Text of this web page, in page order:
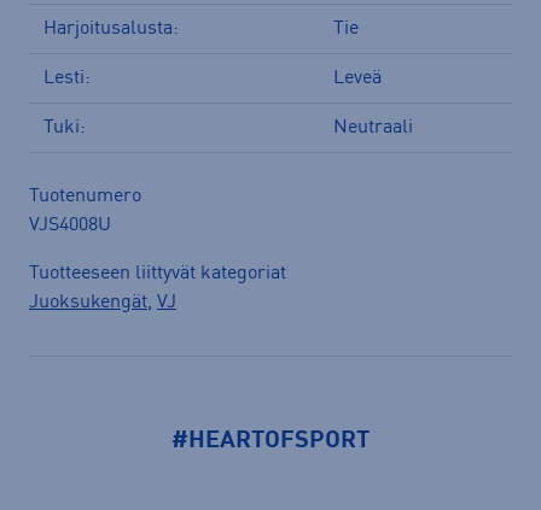
Harjoitusalusta: Tie
Lesti: Leveä
Tuki: Neutraali
Tuotenumero
VJS4008U
Tuotteeseen liittyvät kategoriat
Juoksukengät, VJ
#HEARTOFSPORT